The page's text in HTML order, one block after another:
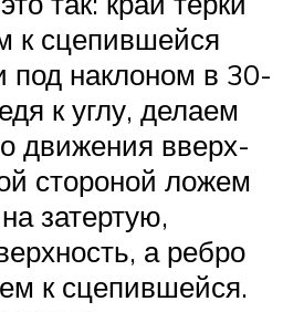
к сцепившейся
под наклоном в 30-
к углу, делаем
движения вверх-
стороной ложем
затертую,
а ребро
к сцепившейся.